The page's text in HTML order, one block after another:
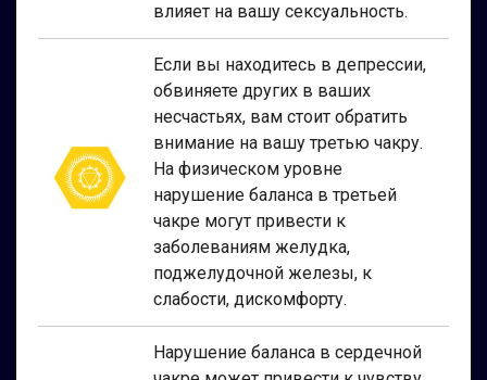
влияет на вашу сексуальность.
Если вы находитесь в депрессии,
обвиняете других в ваших
несчастьях, вам стоит обратить
внимание на вашу третью чакру.
На физическом уровне
нарушение баланса в третьей
чакре могут привести к
заболеваниям желудка,
поджелудочной железы, к
слабости, дискомфорту.
Нарушение баланса в сердечной